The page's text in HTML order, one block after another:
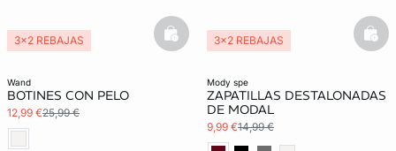
wand
BOTINES CON PELO
12,99 €25,99 €
3x2 REBAJAS basketfull
mody spe
ZAPATILLAS DESTALONADAS
DE MODAL
9,99 €14,99 €
3x2 REBAJAS